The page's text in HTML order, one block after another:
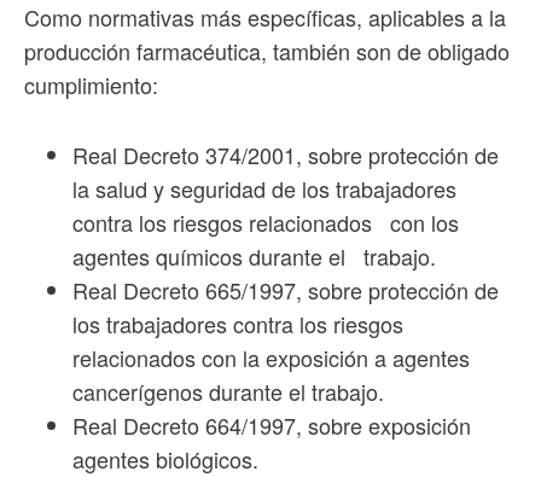
Como normativas más específicas, aplicables a la
producción farmacéutica, también son de obligado
cumplimiento:
Real Decreto 374/2001, sobre protección de
la salud y seguridad de los trabajadores
contra los riesgos relacionados con los
agentes químicos durante el trabajo.
Real Decreto 665/1997, sobre protección de
los trabajadores contra los riesgos
relacionados con la exposición a agentes
cancerígenos durante el trabajo.
Real Decreto 664/1997, sobre exposición
agentes biológicos.